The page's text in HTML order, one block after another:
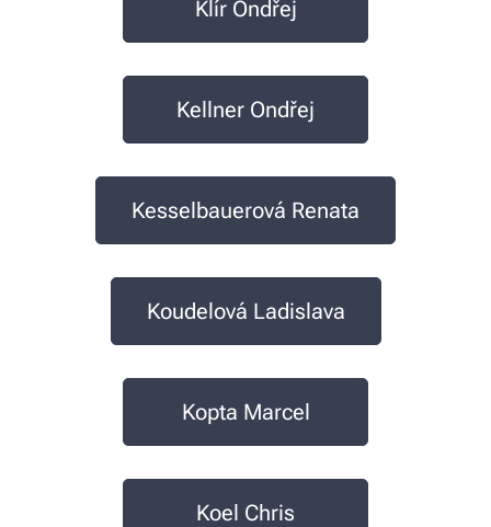
Klír Ondřej
Kellner Ondřej
Kesselbauerová Renata
Koudelová Ladislava
Kopta Marcel
Koel Chris